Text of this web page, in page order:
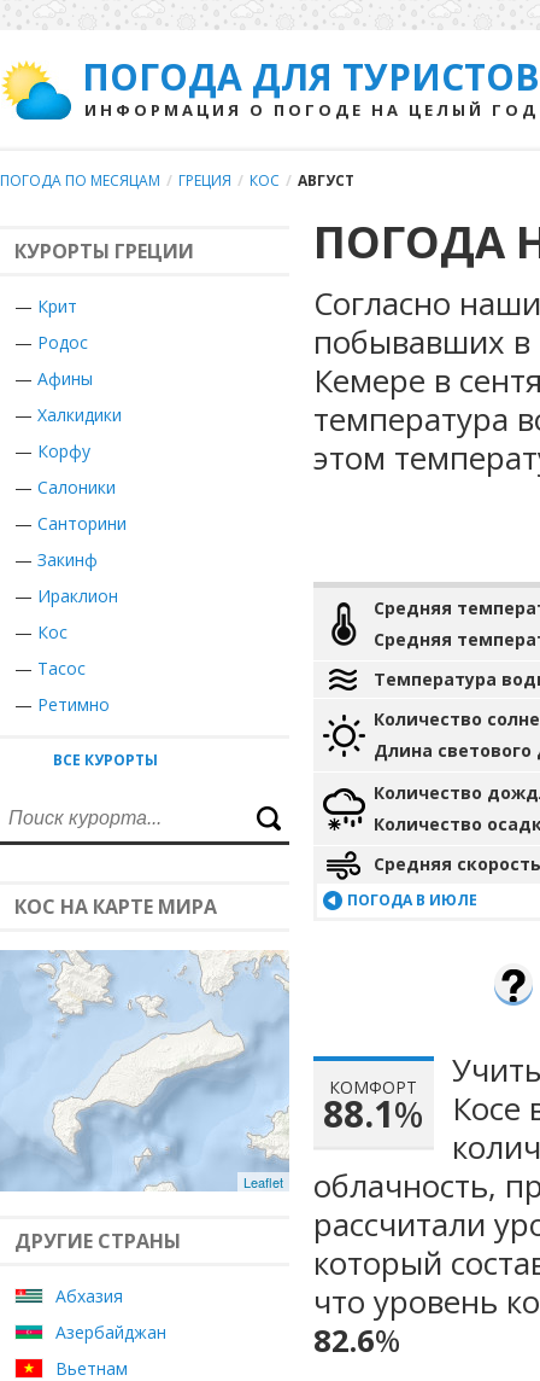
ПОГОДА ДЛЯ ТУРИСТОВ
ИНФОРМАЦИЯ О ПОГОДЕ НА ЦЕЛЫЙ ГОД
ПОГОДА ПО МЕСЯЦАМ / ГРЕЦИЯ / КОС / АВГУСТ
КУРОРТЫ ГРЕЦИИ
— Крит
— Родос
— Афины
— Халкидики
— Корфу
— Салоники
— Санторини
— Закинф
— Ираклион
— Кос
— Тасос
— Ретимно
ВСЕ КУРОРТЫ
КОС НА КАРТЕ МИРА
Leaflet
ДРУГИЕ СТРАНЫ
Абхазия
Азербайджан
Вьетнам
ПОГОДА
Согласно
побывавших в
Кемере в
температура
этом
Средняя
Средняя
Температура
Количество
Длина светового
Количество
Количество
Средняя
ПОГОДА В ИЮЛЕ
КОМФОРТ
88.1%
Косе
облачность,
рассчитали
который
что уровень
82.6%